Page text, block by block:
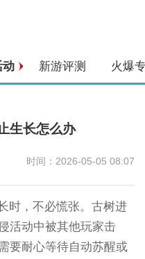
动 新游评测 火爆
生长怎么办
时间：2026-05-05 08:07
时，不必慌张。古树进
活动中被其他玩家击
要耐心等待自动苏醒或